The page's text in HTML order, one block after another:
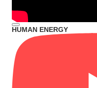
HUMAN ENERGY